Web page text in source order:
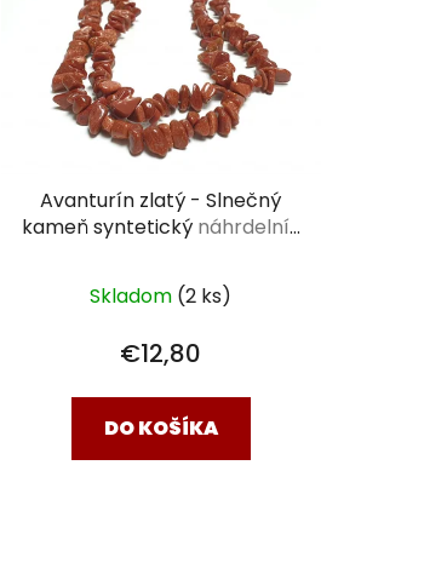
Avanturín zlatý - Slnečný
kameň syntetický náhrdelník
Skladom (2 ks)
€12,80
DO KOŠÍKA